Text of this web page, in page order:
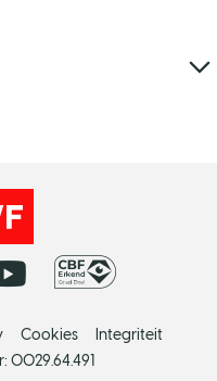
Cookies
Integriteit
0029.64.491